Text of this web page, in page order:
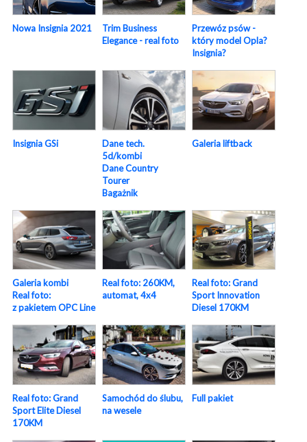
Nowa Insignia 2021
Trim Business
Elegance - real foto
Przewóz psów -
który model Opla?
Insignia?
Insignia GSi
Dane tech.
5d/kombi
Dane Country
Tourer
Bagażnik
Galeria liftback
Galeria kombi
Real foto:
z pakietem OPC Line
Real foto: 260KM,
automat, 4x4
Real foto: Grand
Sport Innovation
Diesel 170KM
Real foto: Grand
Sport Elite Diesel
170KM
Samochód do ślubu,
na wesele
Full pakiet